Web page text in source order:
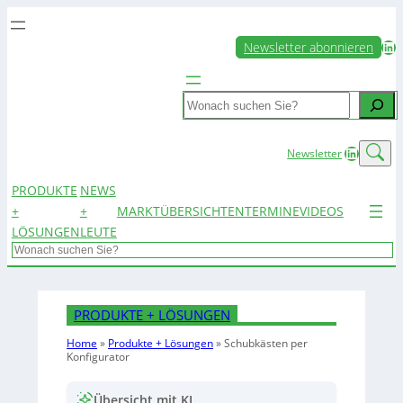
Newsletter abonnieren LinkedIn
Search
NewsletterLinkedIn
PRODUKTE
+
LÖSUNGEN
NEWS
+
LEUTE
MARKTÜBERSICHTENTERMINEVIDEOS
Search
PRODUKTE + LÖSUNGEN
Home » Produkte + Lösungen»Schubkästen per
Konfigurator
Übersicht mit KI